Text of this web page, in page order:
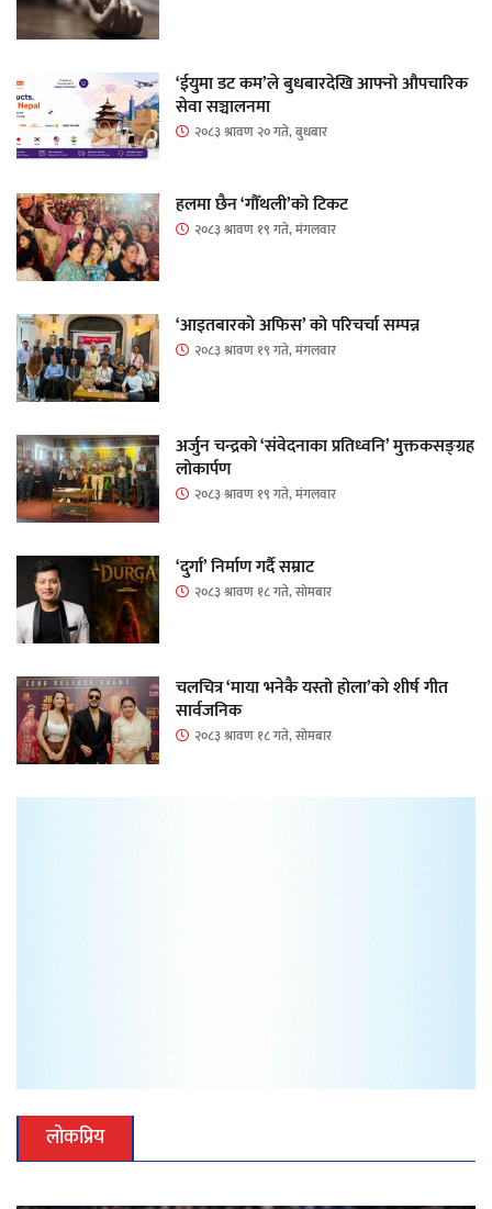
‘ईयुमा डट कम’ले बुधबारदेखि आफ्नो औपचारिक
सेवा सञ्चालनमा
२०८३ श्रावण २० गते, बुधबार
हलमा छैन ‘गौँथली’को टिकट
२०८३ श्रावण १९ गते, मंगलवार
‘आइतबारको अफिस’ को परिचर्चा सम्पन्न
२०८३ श्रावण १९ गते, मंगलवार
अर्जुन चन्द्रको ‘संवेदनाका प्रतिध्वनि’ मुक्तकसङ्ग्रह
लोकार्पण
२०८३ श्रावण १९ गते, मंगलवार
‘दुर्गा’ निर्माण गर्दै सम्राट
२०८३ श्रावण १८ गते, सोमबार
चलचित्र ‘माया भनेकै यस्तो होला’को शीर्ष गीत
सार्वजनिक
२०८३ श्रावण १८ गते, सोमबार
लोकप्रिय